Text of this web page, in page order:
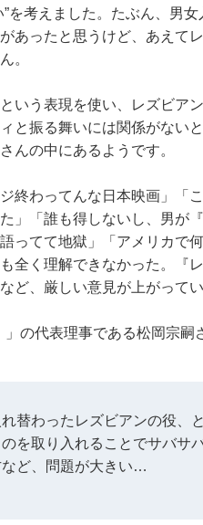
を考えました。たぶん、男
あったと思うけど、あえて
。
いう表現を使い、レズビア
と振る舞いには関係がない
んの中にあるようです。
終わってんな日本映画」「
「誰も得しないし、男が
ってて地獄」「アメリカで
全く理解できなかった。『
ど、厳しい意見が上がってい
の代表理事である松岡宗嗣
替わったレズビアンの役、
を取り入れることでサバサ
ど、問題が大きい…